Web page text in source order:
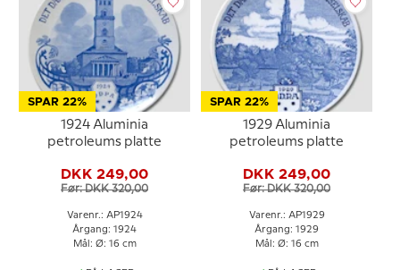
SPAR 22%
1924 Aluminia
petroleums platte
DKK 249,00
Før: DKK 320,00
Varenr.: AP1924
Årgang: 1924
Mål: Ø: 16 cm
SPAR 22%
1929 Aluminia
petroleums platte
DKK 249,00
Før: DKK 320,00
Varenr.: AP1929
Årgang: 1929
Mål: Ø: 16 cm